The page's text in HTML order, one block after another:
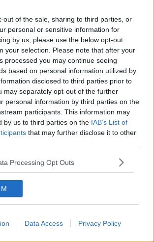
out of the sale, sharing to third parties, or
personal or sensitive information for
by us, please use the below opt-out
your selection. Please note that after your
processed you may continue seeing
based on personal information utilized by
disclosed to third parties prior to
may separately opt-out of the further
personal information by third parties on the
participants. This information may
by us to third parties on the IAB’s List of
that may further disclose it to other
Processing Opt Outs
Data Access Privacy Policy
cose
moderni
non dicono
è aggressivo
conosciuto!
d’umore
a teatro​
di rispetto
il diritto di piangere
adolescente